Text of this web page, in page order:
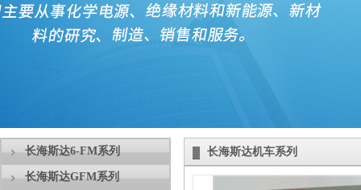
百叶窗图片
长海斯达6-FM系列
长海斯达GFM系列
长海斯达机车系列